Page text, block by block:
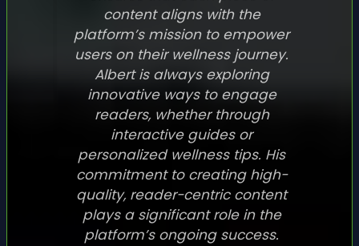
content aligns with the
platform’s mission to empower
users on their wellness journey.
Albert is always exploring
innovative ways to engage
readers, whether through
interactive guides or
personalized wellness tips. His
commitment to creating high-
quality, reader-centric content
plays a significant role in the
platform’s ongoing success.